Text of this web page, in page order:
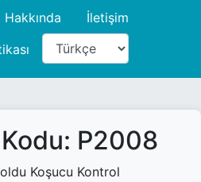
Hakkında
İletişim
P2008
Koşucu Kontrol